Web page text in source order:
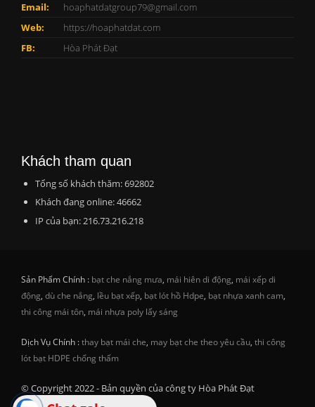
Email:
hoaphatdatgroup79@gmail.com
Web:
https://hoaphatdat.com
FB:
Hòa Phát Đạt
Khách tham quan
Tổng số khách thăm: 692802
Khách đang online: 46662
IP của bạn: 216.73.216.218
Sản Phẩm Chính : bạt che nắng mưa, mái hiên di động, mái xếp di
động, dù che nắng, lều bạt xếp, bạt lót hồ Hdpe, bạt nhựa xanh cam,
thi công mái tôn, mái nhựa poly lấy sáng
Dịch Vụ Chính :thay bạt mái che, may bạt che theo yêu cầu, thi công
lót bạt HDPE chống thấm
© Copyright 2022 - Bản quyền của công ty Hòa Phát Đạt